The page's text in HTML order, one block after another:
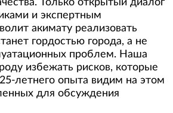
Только открытый диалог
и экспертным
акимату реализовать
гордостью города, а не
проблем. Наша
избежать рисков, которые
летнего опыта видим на этом
для обсуждения